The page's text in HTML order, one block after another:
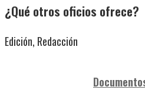
¿Qué otros oficios ofrece?
Edición, Redacción